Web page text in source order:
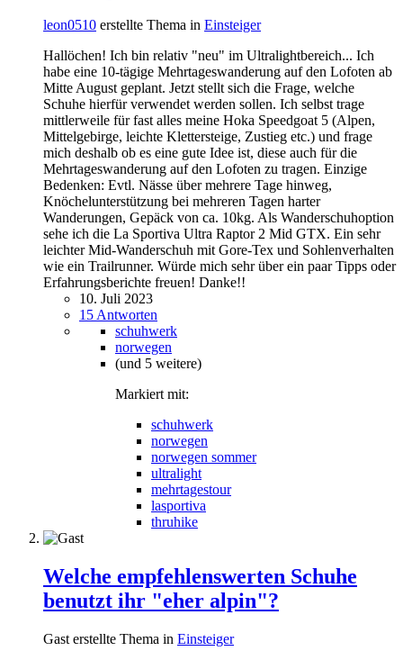
leon0510 erstellte Thema in Einsteiger
Hallöchen! Ich bin relativ "neu" im Ultralightbereich... Ich
habe eine 10-tägige Mehrtageswanderung auf den Lofoten ab
Mitte August geplant. Jetzt stellt sich die Frage, welche
Schuhe hierfür verwendet werden sollen. Ich selbst trage
mittlerweile für fast alles meine Hoka Speedgoat 5 (Alpen,
Mittelgebirge, leichte Klettersteige, Zustieg etc.) und frage
mich deshalb ob es eine gute Idee ist, diese auch für die
Mehrtageswanderung auf den Lofoten zu tragen. Einzige
Bedenken: Evtl. Nässe über mehrere Tage hinweg,
Knöchelunterstützung bei mehreren Tagen harter
Wanderungen, Gepäck von ca. 10kg. Als Wanderschuhoption
sehe ich die La Sportiva Ultra Raptor 2 Mid GTX. Ein sehr
leichter Mid-Wanderschuh mit Gore-Tex und Sohlenverhalten
wie ein Trailrunner. Würde mich sehr über ein paar Tipps oder
Erfahrungsberichte freuen! Danke!!
10. Juli 2023
15 Antworten
schuhwerk
norwegen
(und 5 weitere)
Markiert mit:
schuhwerk
norwegen
norwegen sommer
ultralight
mehrtagestour
lasportiva
thruhike
Welche empfehlenswerten Schuhe
benutzt ihr "eher alpin"?
Gast erstellte Thema in Einsteiger